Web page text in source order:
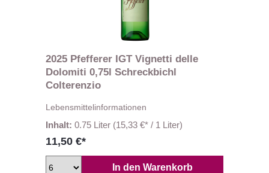
2025 Pfefferer IGT Vignetti delle
Dolomiti 0,75l Schreckbichl
Colterenzio
Lebensmittelinformationen
Inhalt: 0.75 Liter (15,33 €* / 1 Liter)
11,50 €*
In den Warenkorb